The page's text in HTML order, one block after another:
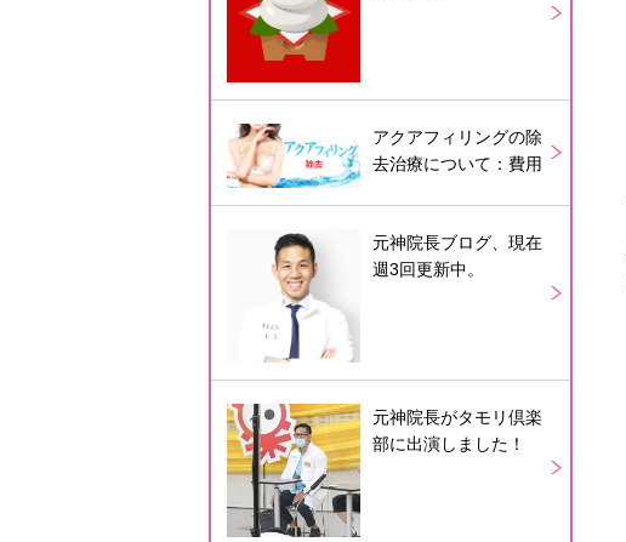
アクアフィリングの除
去治療について：費用
元神院長ブログ、現在
週3回更新中。
元神院長がタモリ倶楽
部に出演しました！